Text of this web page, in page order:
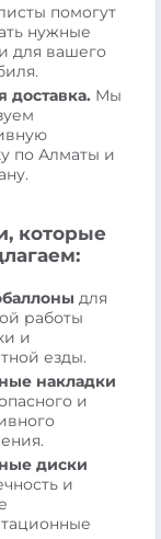
помогут
нужные
для вашего
доставка. Мы
по Алматы и
которые
для
работы
и
езды.
накладки
и
диски
и